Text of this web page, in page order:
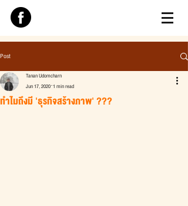
Post
ทำไมถึงมี 'ธุรกิจสร้างภาพ' ???
Tanan Udomcharn
Jun 17, 2020 1 min read